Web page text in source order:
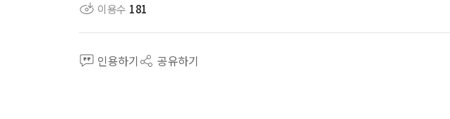
이용수 181
인용하기 공유하기